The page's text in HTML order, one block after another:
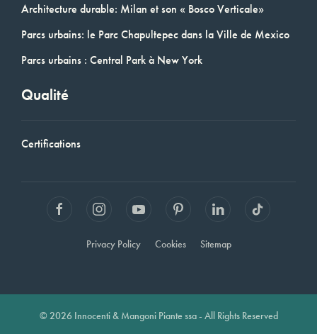
Architecture durable: Milan et son « Bosco Verticale»
Parcs urbains: le Parc Chapultepec dans la Ville de Mexico
Parcs urbains : Central Park à New York
Qualité
Certifications
Privacy Policy Cookies Sitemap
© 2026 Innocenti & Mangoni Piante ssa - All Rights Reserved